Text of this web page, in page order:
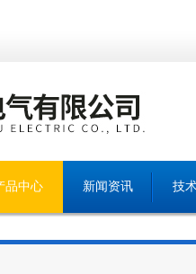
品中心 新闻资讯 技